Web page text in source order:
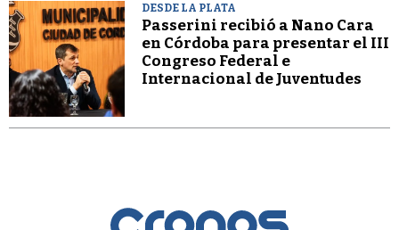
DESDE LA PLATA
Passerini recibió a Nano Cara
en Córdoba para presentar el III
Congreso Federal e
Internacional de Juventudes